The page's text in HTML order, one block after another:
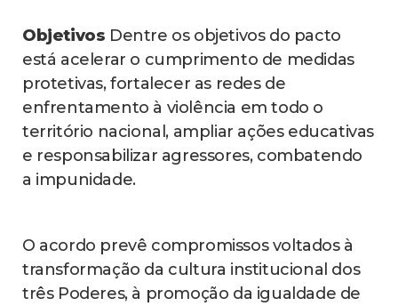
Objetivos Dentre os objetivos do pacto
está acelerar o cumprimento de medidas
protetivas, fortalecer as redes de
enfrentamento à violência em todo o
território nacional, ampliar ações educativas
e responsabilizar agressores, combatendo
a impunidade.
O acordo prevê compromissos voltados à
transformação da cultura institucional dos
três Poderes, à promoção da igualdade de